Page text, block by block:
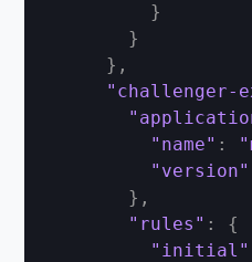
}
}
} ,
"challenger-
"name" :
"version"
} ,
"rules" :
{
"initial"